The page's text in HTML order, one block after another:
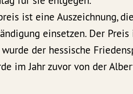
ist eine Auszeichnung,
einsetzen. Der
der hessische
im Jahr zuvor von der